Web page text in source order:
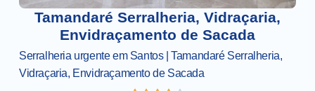
Tamandaré Serralheria, Vidraçaria,
Envidraçamento de Sacada
Serralheria urgente em Santos | Tamandaré Serralheria,
Vidraçaria, Envidraçamento de Sacada